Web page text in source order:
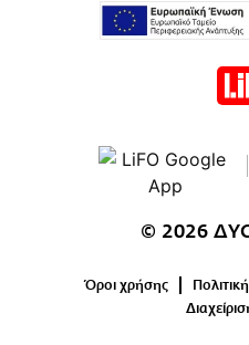
© 2026
Όροι χρήσης